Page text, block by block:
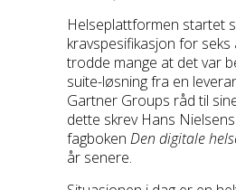
Helseplattformen startet
kravspesifikasjon for seks
trodde mange at det var
suite-løsning fra en
Gartner Groups råd til
dette skrev Hans
fagboken Den digitale
år senere.